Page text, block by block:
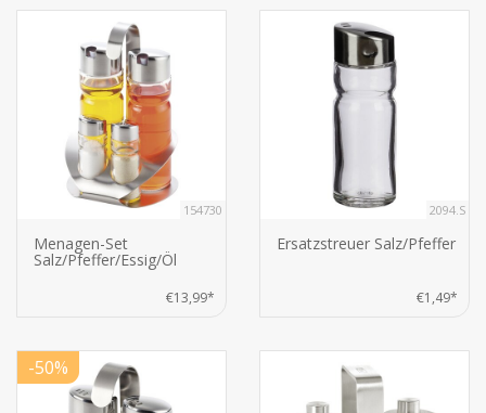
154730
Menagen-Set
Salz/Pfeffer/Essig/Öl
€13,99*
2094.S
Ersatzstreuer Salz/Pfeffer
€1,49*
-50%